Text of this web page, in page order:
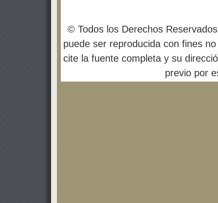
© Todos los Derechos
puede ser reproducida con fines
cite la fuente completa y su
previo por